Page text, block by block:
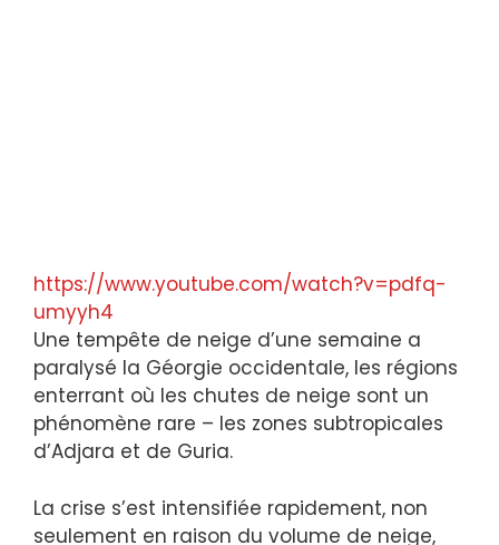
https://www.youtube.com/watch?v=pdfq-
umyyh4
Une tempête de neige d’une semaine a
paralysé la Géorgie occidentale, les régions
enterrant où les chutes de neige sont un
phénomène rare – les zones subtropicales
d’Adjara et de Guria.
La crise s’est intensifiée rapidement, non
seulement en raison du volume de neige,